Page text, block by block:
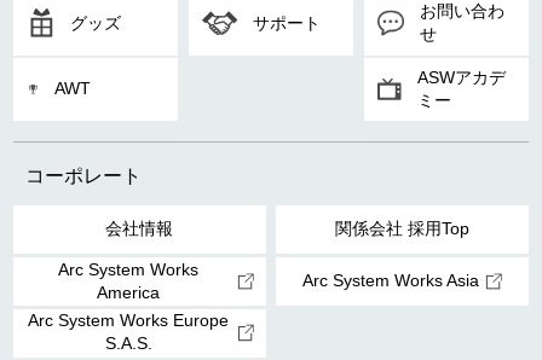
グッズ サポート
お問い合わ
せ
AWT
ASWアカデ
ミー
コーポレート
会社情報 関係会社 採用Top
Arc System Works
America
Arc System Works Asia
Arc System Works Europe
S.A.S.